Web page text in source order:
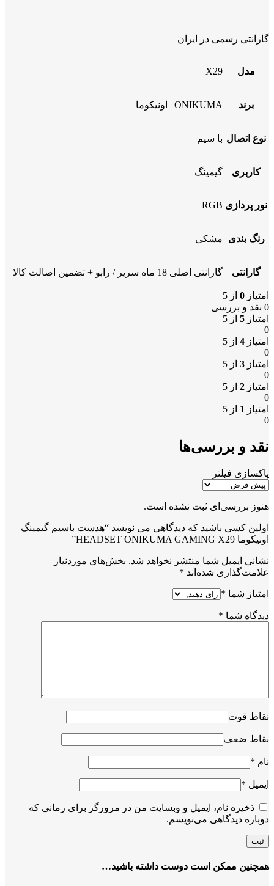
گارانتی رسمی در ایران
مدل X29
برند ONIKUMA | اونیکوما
نوع اتصال با سیم
کاربری گیمینگ
نور پردازی RGB
رنگ بندی مشکی
گارانتی گارانتی اصلی 18 ماه سریر / رابو + تضمین اصالت کالا
امتیاز 0 از 5
0 نقد و بررسی
امتیاز 5 از 5
0
امتیاز 4 از 5
0
امتیاز 3 از 5
0
امتیاز 2 از 5
0
امتیاز 1 از 5
0
نقد و بررسی‌ها
پاکسازی فیلتر
هنوز بررسی‌ای ثبت نشده است.
اولین کسی باشید که دیدگاهی می نویسد “هدست باسیم گیمینگ
اونیکوما HEADSET ONIKUMA GAMING X29”
نشانی ایمیل شما منتشر نخواهد شد. بخش‌های موردنیاز
علامت‌گذاری شده‌اند *
امتیاز شما *
دیدگاه شما *
نقاط قوت
نقاط ضعف
نام *
ایمیل *
ذخیره نام، ایمیل و وبسایت من در مرورگر برای زمانی که
دوباره دیدگاهی می‌نویسم.
همچنین ممکن است دوست داشته باشید…